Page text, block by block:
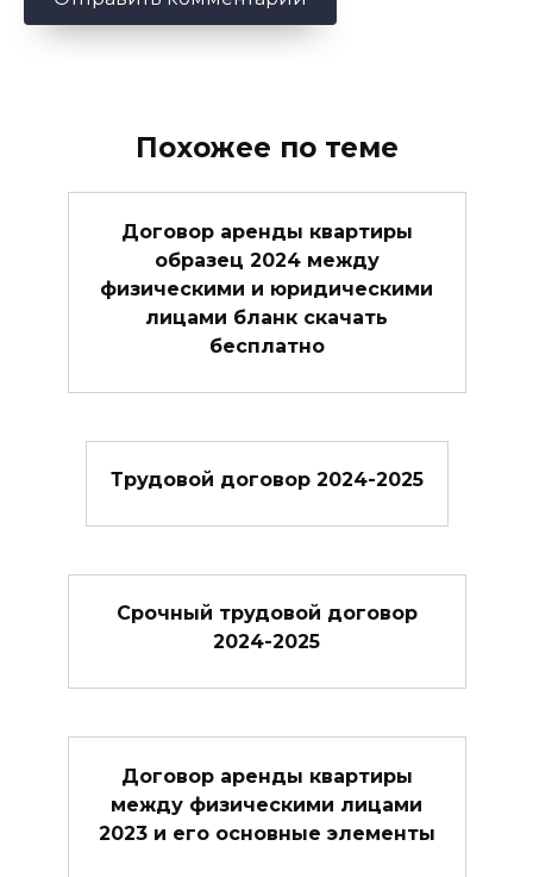
Похожее по теме
Договор аренды квартиры
образец 2024 между
физическими и юридическими
лицами бланк скачать
бесплатно
Трудовой договор 2024-2025
Cрочный трудовой договор
2024-2025
Договор аренды квартиры
между физическими лицами
2023 и его основные элементы